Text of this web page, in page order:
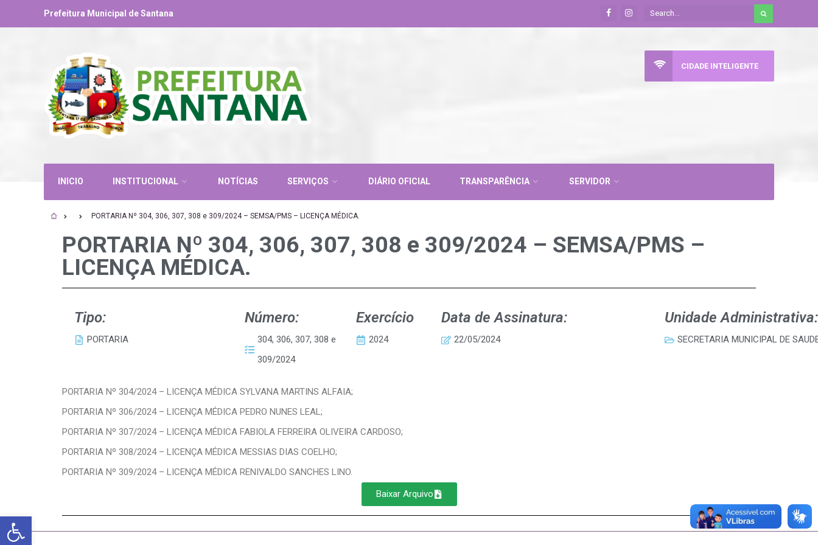
Abrir a barra de ferramentas
Prefeitura Municipal de Santana
INICIO INSTITUCIONAL NOTÍCIAS SERVIÇOS DIÁRIO OFICIAL TRANSPARÊNCIA SERVIDOR
CIDADE INTELIGENTE
PORTARIA Nº 304, 306, 307, 308 e 309/2024 – SEMSA/PMS – LICENÇA MÉDICA.
PORTARIA Nº 304, 306, 307, 308 e 309/2024 – SEMSA/PMS –
LICENÇA MÉDICA.
Tipo:
PORTARIA
Número:
304, 306, 307, 308 e
309/2024
Exercício
2024
Data de Assinatura:
22/05/2024
Unidade Administrativa:
SECRETARIA MUNICIPAL DE
PORTARIA Nº 304/2024 – LICENÇA MÉDICA SYLVANA MARTINS ALFAIA;
PORTARIA Nº 306/2024 – LICENÇA MÉDICA PEDRO NUNES LEAL;
PORTARIA Nº 307/2024 – LICENÇA MÉDICA FABIOLA FERREIRA OLIVEIRA CARDOSO;
PORTARIA Nº 308/2024 – LICENÇA MÉDICA MESSIAS DIAS COELHO;
PORTARIA Nº 309/2024 – LICENÇA MÉDICA RENIVALDO SANCHES LINO.
Baixar Arquivo